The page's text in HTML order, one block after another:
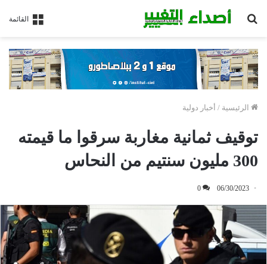
القائمة
الرئيسية / أخبار دولية
توقيف ثمانية مغاربة سرقوا ما قيمته
300 مليون سنتيم من النحاس
06/30/2023
0